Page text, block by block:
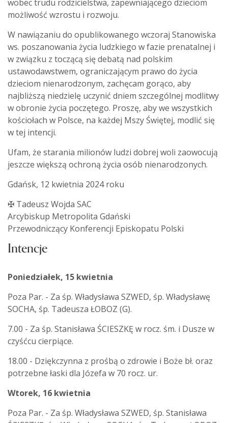
wobec trudu rodzicielstwa, zapewniającego dzieciom
możliwość wzrostu i rozwoju.
W nawiązaniu do opublikowanego wczoraj Stanowiska
ws. poszanowania życia ludzkiego w fazie prenatalnej i
w związku z toczącą się debatą nad polskim
ustawodawstwem, ograniczającym prawo do życia
dzieciom nienarodzonym, zachęcam gorąco, aby
najbliższą niedzielę uczynić dniem szczególnej modlitwy
w obronie życia poczętego. Proszę, aby we wszystkich
kościołach w Polsce, na każdej Mszy Świętej, modlić się
w tej intencji.
Ufam, że starania milionów ludzi dobrej woli zaowocują
jeszcze większą ochroną życia osób nienarodzonych.
Gdańsk, 12 kwietnia 2024 roku
✠ Tadeusz Wojda SAC
Arcybiskup Metropolita Gdański
Przewodniczący Konferencji Episkopatu Polski
Intencje
Poniedziałek, 15 kwietnia
Poza Par. - Za śp. Władysława SZWED, śp. Władysławę
SOCHA, śp. Tadeusza ŁOBOZ (G).
7.00 - Za śp. Stanisława ŚCIESZKĘ w rocz. śm. i Dusze w
czyśćcu cierpiące.
18.00 - Dziękczynna z prośbą o zdrowie i Boże bł. oraz
potrzebne łaski dla Józefa w 70 rocz. ur.
Wtorek, 16 kwietnia
Poza Par. - Za śp. Władysława SZWED, śp. Stanisława